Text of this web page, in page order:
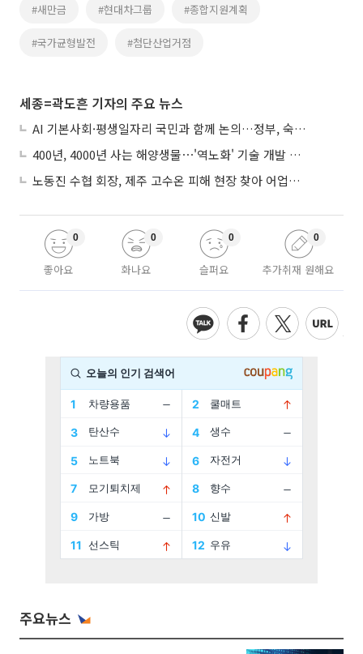
#새만금 #현대차그룹 #종합지원계획
#국가균형발전 #첨단산업거점
세종=곽도흔 기자의 주요 뉴스
AI 기본사회·평생일자리 국민과 함께 논의…정부, 숙의공론화 착수
400년, 4000년 사는 해양생물⋯'역노화' 기술 개발 추진
노동진 수협 회장, 제주 고수온 피해 현장 찾아 어업인 지원 점검
좋아요
0
화나요
0
슬퍼요
0
추가취재 원해요
0
주요뉴스